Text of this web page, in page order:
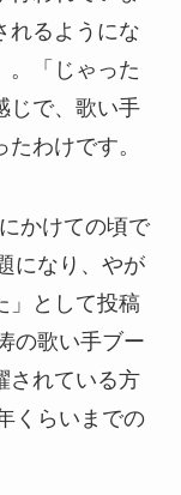
るようにな
。「じゃった
じで、歌い手
わけです。
かけての頃で
になり、やが
」として投稿
の歌い手ブー
されている方
くらいまでの